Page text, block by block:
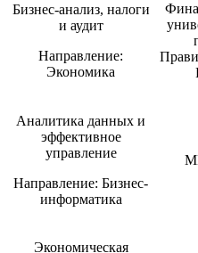
Бизнес-анализ, налоги
и аудит
Направление:
Экономика
Аналитика данных и
эффективное
управление
Направление: Бизнес-
информатика
Экономическая